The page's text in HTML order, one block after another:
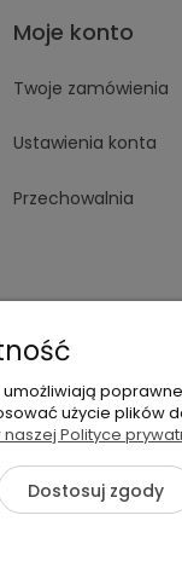
Moje konto
Twoje zamówienia
Ustawienia konta
Przechowalnia
+48 605
użycie plików
Polityce
Dostosuj zgody